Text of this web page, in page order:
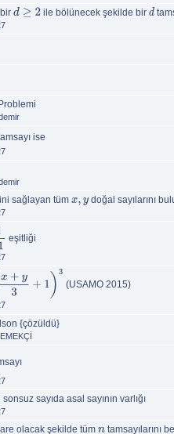
bir d≥2 ile bölünecek şekilde bir d
ise
sağlayan tüm x,y doğal sayılarını
1 eşitliği
+y3+1)3 (USAMO 2015)
{çözüldü}
sayıda asal sayının varlığı
olacak şekilde tüm ntamsayılarını